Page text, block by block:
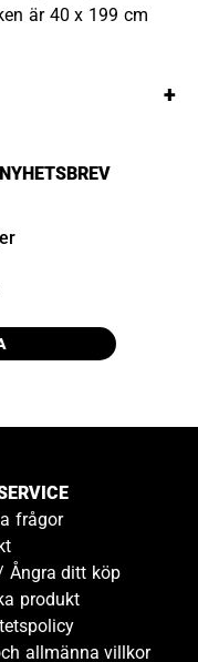
är 40 x 199 cm
+
frågor
Ångra ditt köp
produkt
allmänna villkor